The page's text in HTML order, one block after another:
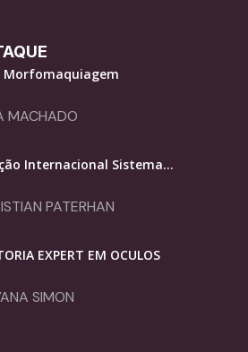
Morfomaquiagem
MACHADO
Internacional Sistema...
PATERHAN
EXPERT EM ÓCULOS
SIMON